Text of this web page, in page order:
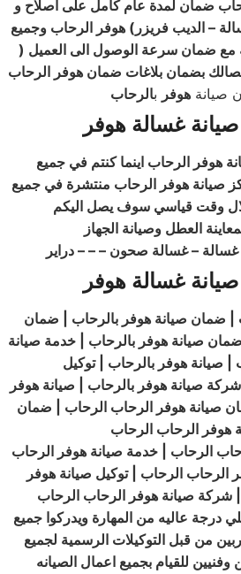
ضمان لمدة عام كامل على اصلاح و
– الديب فريزر) هوفر الرحاب وجميع
مع ضمان سرعة الوصول الى العميل (
صيانة هوفر بالرحاب
غسالة هوفر
هوفر الرحاب اينما كنتم في جميع
صيانة هوفر الرحاب منتشرة في جميع
وقت قياسي سوف يصل اليكم
العطل وصيانة الجهاز
– غسالة صحون – – – دراير
غسالة هوفر
| ضمان صيانة هوفر بالرحاب | ضمان
صيانة هوفر بالرحاب | خدمة صيانة
| صيانة هوفر بالرحاب | توكيل
صيانة هوفر بالرحاب | صيانة هوفر
صيانة هوفر الرحاب الرحاب | ضمان
هوفر الرحاب الرحاب
الرحاب | خدمة صيانة هوفر الرحاب
الرحاب الرحاب | توكيل صيانة هوفر
شركة صيانة هوفر الرحاب الرحاب
درجة عاليه من المهارة ويدركوا جميع
من قبل التوكيلات الرسمية لجميع
للقيام بجميع اعمال الصيانه